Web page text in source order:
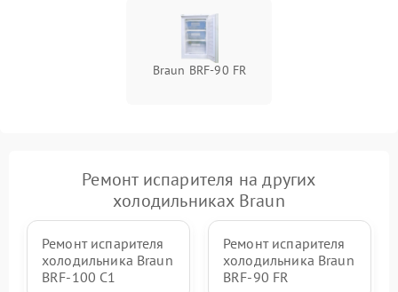
Braun BRF-90 FR
Ремонт испарителя на других
холодильниках Braun
Ремонт испарителя
холодильника Braun
BRF-100 C1
Ремонт испарителя
холодильника Braun
BRF-90 FR